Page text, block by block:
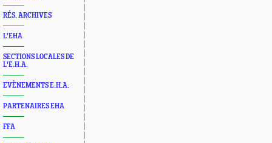
RÉS. ARCHIVES
L'EHA
SECTIONS LOCALES DE
L'E.H.A.
EVÈNEMENTS E.H.A.
PARTENAIRES EHA
FFA